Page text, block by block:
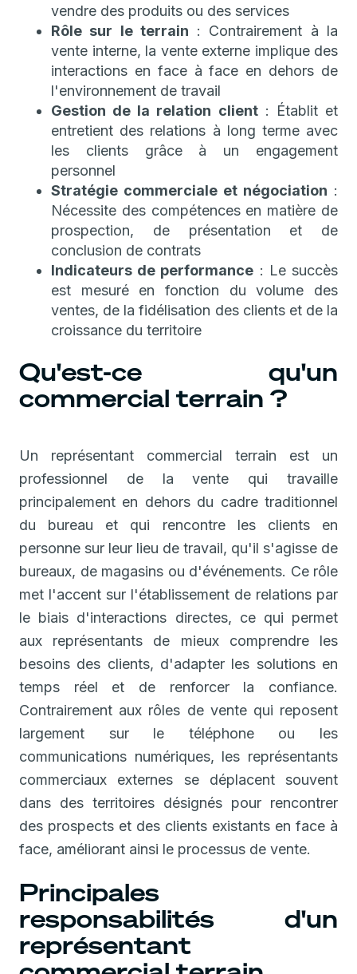
vendre des produits ou des services
Rôle sur le terrain : Contrairement à la
vente interne, la vente externe implique des
interactions en face à face en dehors de
l'environnement de travail
Gestion de la relation client: Établit et
entretient des relations à long terme avec
les clients grâce à un engagement
personnel
Stratégie commerciale et négociation :
Nécessite des compétences en matière de
prospection, de présentation et de
conclusion de contrats
Indicateurs de performance : Le succès
est mesuré en fonction du volume des
ventes, de la fidélisation des clients et de la
croissance du territoire
Qu'est-ce qu'un
commercial terrain ?
Un représentant commercial terrain est un
professionnel de la vente qui travaille
principalement en dehors du cadre traditionnel
du bureau et qui rencontre les clients en
personne sur leur lieu de travail, qu'il s'agisse de
bureaux, de magasins ou d'événements. Ce rôle
met l'accent sur l'établissement de relations par
le biais d'interactions directes, ce qui permet
aux représentants de mieux comprendre les
besoins des clients, d'adapter les solutions en
temps réel et de renforcer la confiance.
Contrairement aux rôles de vente qui reposent
largement sur le téléphone ou les
communications numériques, les représentants
commerciaux externes se déplacent souvent
dans des territoires désignés pour rencontrer
des prospects et des clients existants en face à
face, améliorant ainsi le processus de vente.
Principales
responsabilités d'un
représentant